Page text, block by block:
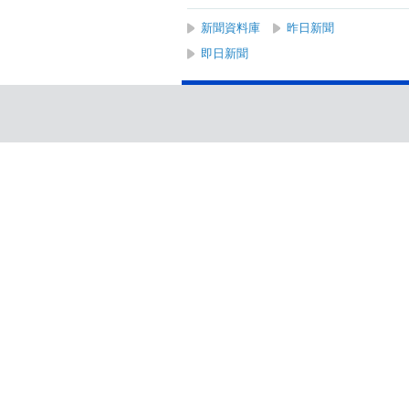
新聞資料庫 昨日新聞
即日新聞